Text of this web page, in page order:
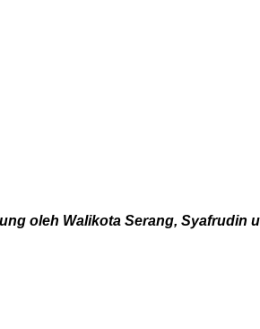
oleh Walikota Serang, Syafrudin